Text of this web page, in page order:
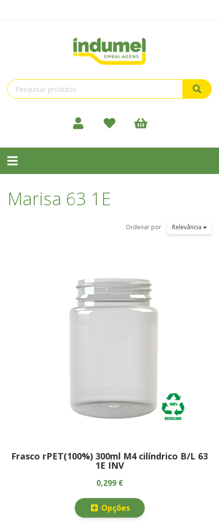
Toggle
navigation
Marisa 63 1E
Ordenar por Relevância
Frasco rPET(100%) 300ml M4 cilíndrico B/L 63
1E INV
0,299 €
Opções